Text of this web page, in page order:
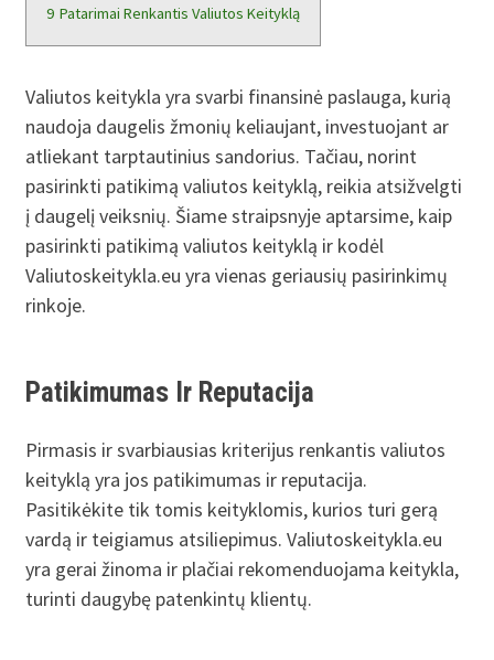
9 Patarimai Renkantis Valiutos Keityklą
Valiutos keitykla yra svarbi finansinė paslauga, kurią
naudoja daugelis žmonių keliaujant, investuojant ar
atliekant tarptautinius sandorius. Tačiau, norint
pasirinkti patikimą valiutos keityklą, reikia atsižvelgti
į daugelį veiksnių. Šiame straipsnyje aptarsime, kaip
pasirinkti patikimą valiutos keityklą ir kodėl
Valiutoskeitykla.eu yra vienas geriausių pasirinkimų
rinkoje.
Patikimumas Ir Reputacija
Pirmasis ir svarbiausias kriterijus renkantis valiutos
keityklą yra jos patikimumas ir reputacija.
Pasitikėkite tik tomis keityklomis, kurios turi gerą
vardą ir teigiamus atsiliepimus. Valiutoskeitykla.eu
yra gerai žinoma ir plačiai rekomenduojama keitykla,
turinti daugybę patenkintų klientų.